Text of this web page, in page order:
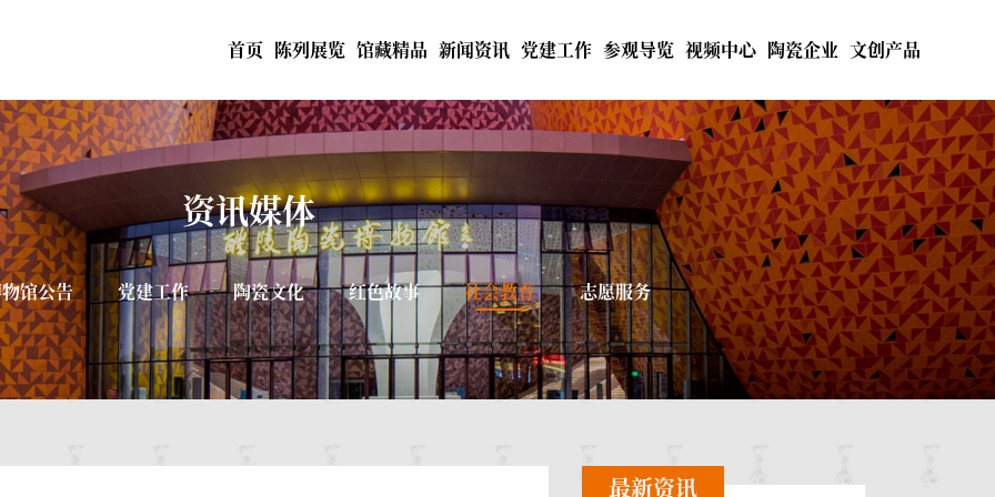
首页 陈列展览 馆藏精品 新闻资讯 党建工作 参观导览 视频中心 陶瓷企业 文创产品
资讯媒体
馆公告 党建工作 陶瓷文化 红色故事 社会教育 志愿服务
最新资讯